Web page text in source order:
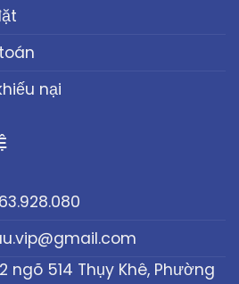
nại
ngõ 514 Thụy Khê, Phường